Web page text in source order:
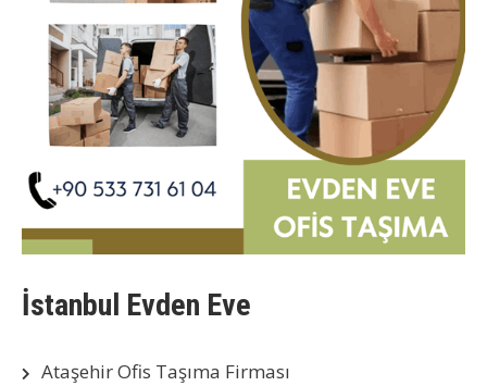
İstanbul Evden Eve
Ataşehir Ofis Taşıma Firması